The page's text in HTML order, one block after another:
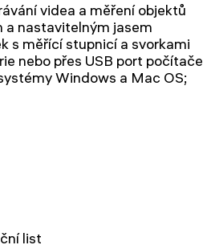
videa a měření objektů
a nastavitelným jasem
s měřící stupnicí a svorkami
nebo přes USB port počítače
Windows a Mac OS;
list